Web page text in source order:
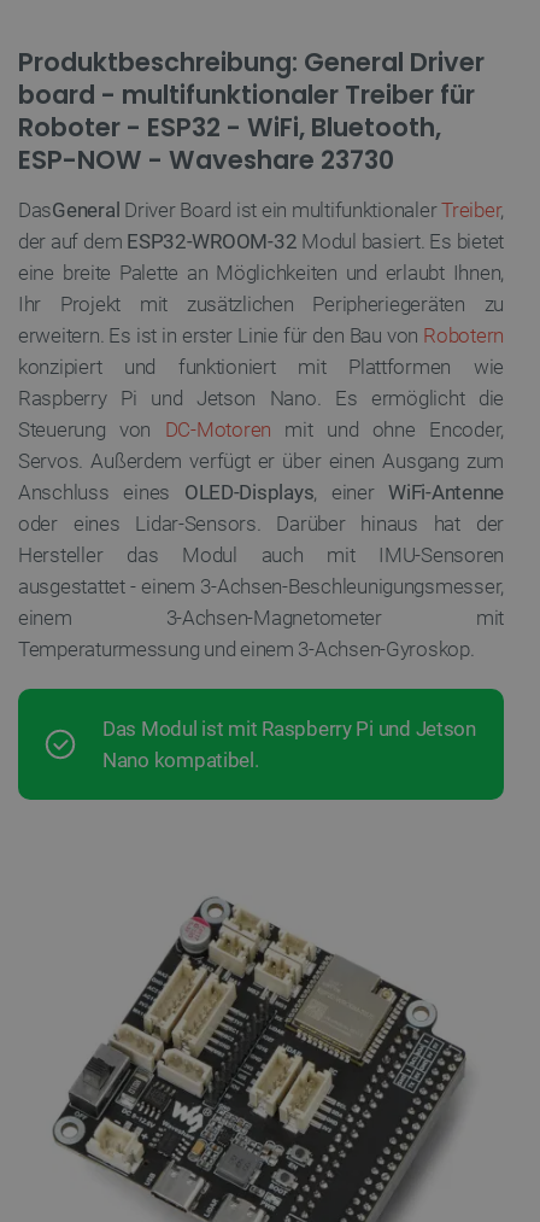
Produktbeschreibung: General Driver
board - multifunktionaler Treiber für
Roboter - ESP32 - WiFi, Bluetooth,
ESP-NOW - Waveshare 23730
DasGeneral Driver Board ist ein multifunktionalerTreiber,
der auf dem ESP32-WROOM-32 Modul basiert. Es bietet
eine breite Palette an Möglichkeiten und erlaubt Ihnen,
Ihr Projekt mit zusätzlichen Peripheriegeräten zu
erweitern. Es ist in erster Linie für den Bau von Robotern
konzipiert und funktioniert mit Plattformen wie
Raspberry Pi und Jetson Nano. Es ermöglicht die
Steuerung von DC-Motoren mit und ohne Encoder,
Servos. Außerdem verfügt er über einen Ausgang zum
Anschluss eines OLED-Displays, einerWiFi-Antenne
oder eines Lidar-Sensors. Darüber hinaus hat der
Hersteller das Modul auch mit IMU-Sensoren
ausgestattet - einem 3-Achsen-Beschleunigungsmesser,
einem 3-Achsen-Magnetometer mit
Temperaturmessung und einem 3-Achsen-Gyroskop.
Das Modul ist mit Raspberry Pi und Jetson
Nano kompatibel.